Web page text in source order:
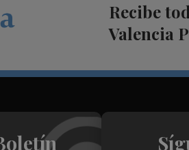
Recibe
Valencia